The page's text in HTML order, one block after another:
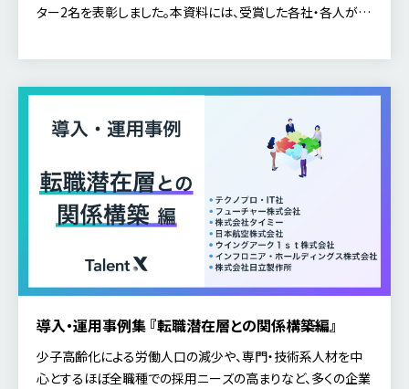
ター2名を表彰しました。本資料には、受賞した各社・各人がリ
しました。ぜひ貴社の採用変革にご活用ください。
導入・運用事例集 『転職潜在層との関係構築編』
少子高齢化による労働人口の減少や、専門・技術系人材を中
心とするほぼ全職種での採用ニーズの高まりなど、多くの企業